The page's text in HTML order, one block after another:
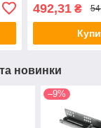
492,31₴
новинки
–9%